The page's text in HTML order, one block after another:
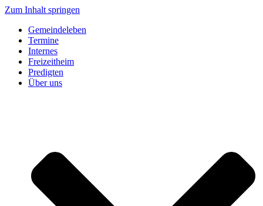
Zum Inhalt springen
Gemeindeleben
Termine
Internes
Freizeitheim
Predigten
Über uns